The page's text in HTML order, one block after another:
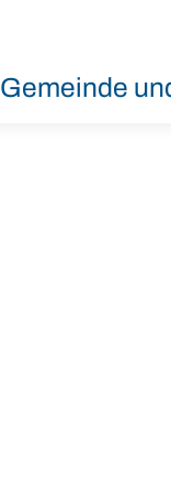
Gemeinde